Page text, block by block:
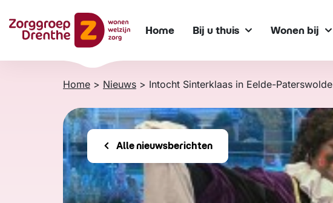
naar
content
Home Bij u thuis Wonen bij
Home > Nieuws > Intocht Sinterklaas in Eelde-Paterswolde
Alle nieuwsberichten